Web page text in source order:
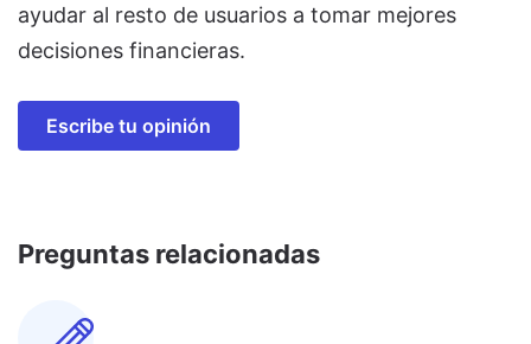
ayudar al resto de usuarios a tomar mejores
decisiones financieras.
Escribe tu opinión
Preguntas relacionadas